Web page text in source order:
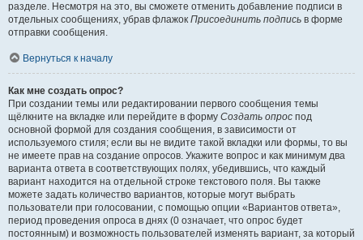
разделе. Несмотря на это, вы сможете отменить добавление подписи в
отдельных сообщениях, убрав флажок Присоединить подпись в форме
отправки сообщения.
Вернуться к началу
Как мне создать опрос?
При создании темы или редактировании первого сообщения темы
щёлкните на вкладке или перейдите в форму Создать опрос под
основной формой для создания сообщения, в зависимости от
используемого стиля; если вы не видите такой вкладки или формы, то вы
не имеете прав на создание опросов. Укажите вопрос и как минимум два
варианта ответа в соответствующих полях, убедившись, что каждый
вариант находится на отдельной строке текстового поля. Вы также
можете задать количество вариантов, которые могут выбрать
пользователи при голосовании, с помощью опции «Вариантов ответа»,
период проведения опроса в днях (0 означает, что опрос будет
постоянным) и возможность пользователей изменять вариант, за который